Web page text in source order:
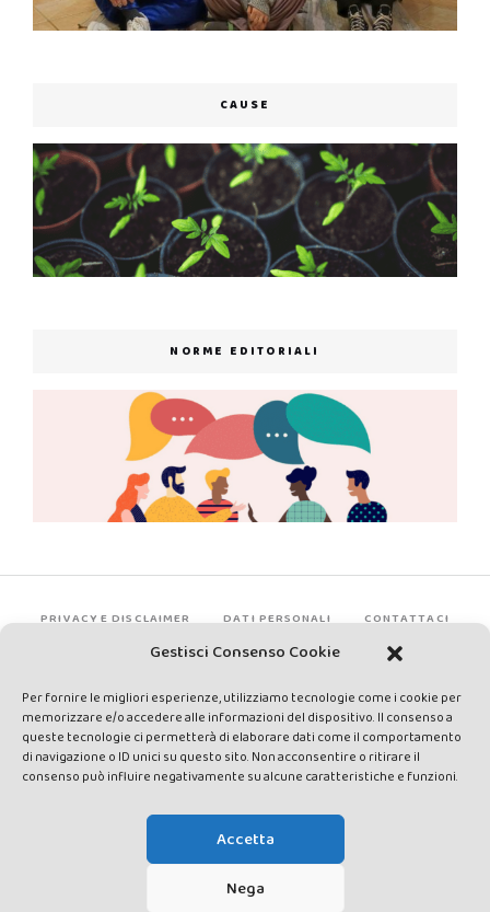
Gestisci Consenso Cookie
Per fornire le migliori esperienze, utilizziamo tecnologie come i cookie per
memorizzare e/o accedere alle informazioni del dispositivo. Il consenso a
queste tecnologie ci permetterà di elaborare dati come il comportamento
di navigazione o ID unici su questo sito. Non acconsentire o ritirare il
consenso può influire negativamente su alcune caratteristiche e funzioni.
Accetta
Nega
CAUSE
NORME EDITORIALI
PRIVACY E DISCLAIMER DATI PERSONALI CONTATTACI
rights reserved - Testata registrata presso il Tribunale di Siena con
autorizzazione n°1 del 12/04/2014 - Direttrice Responsabile: Chiara
Cacace - E-mail: direzione@lavaldichiana.it - Editore: Valdichiana
Media Srl – P.IVA e C.F. 01377300528 –